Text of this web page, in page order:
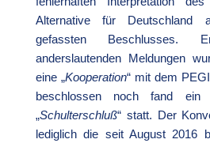
Alternative für
gefassten Beschlusses.
anderslautenden Meldungen
eine „Kooperation“ mit dem
beschlossen noch fand ein
„Schulterschluß“ statt. Der
lediglich die seit August 2016